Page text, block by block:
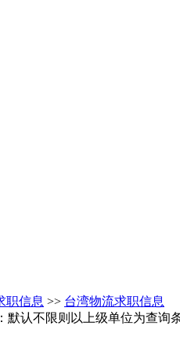
职信息 >> 台湾物流求职信息
默认不限则以上级单位为查询